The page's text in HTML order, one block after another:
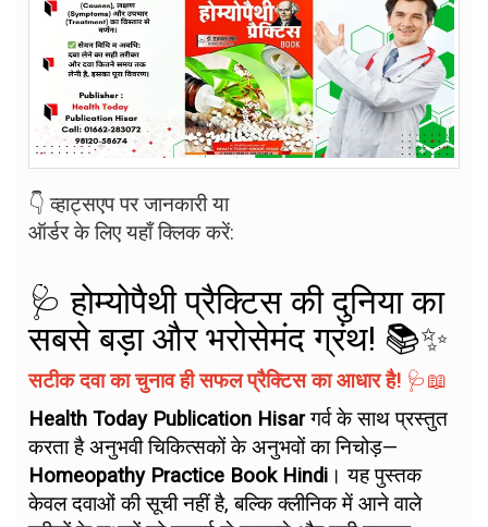
👇 व्हाट्सएप पर जानकारी या
ऑर्डर के लिए यहाँ क्लिक करें:
🩺 होम्योपैथी प्रैक्टिस की दुनिया का
सबसे बड़ा और भरोसेमंद ग्रंथ! 📚✨
सटीक दवा का चुनाव ही सफल प्रैक्टिस का आधार है! 🩺📖
Health Today Publication Hisarगर्व के साथ प्रस्तुत
करता है अनुभवी चिकित्सकों के अनुभवों का निचोड़—
Homeopathy Practice Book Hindi । यह पुस्तक
केवल दवाओं की सूची नहीं है, बल्कि क्लीनिक में आने वाले